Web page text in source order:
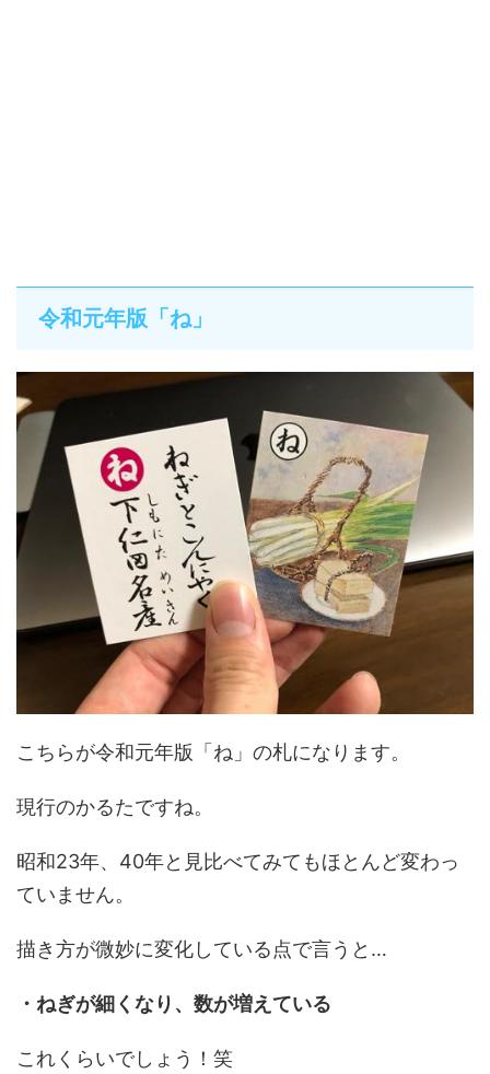
令和元年版「ね」
こちらが令和元年版「ね」の札になります。
現行のかるたですね。
昭和23年、40年と見比べてみてもほとんど変わっ
ていません。
描き方が微妙に変化している点で言うと…
・ねぎが細くなり、数が増えている
これくらいでしょう！笑